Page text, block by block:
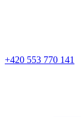
+420 553 770 141